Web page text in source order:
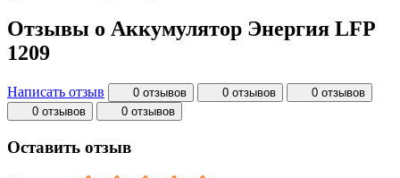
Отзывы о Аккумулятор Энергия LFP
1209
Написать отзыв 0 отзывов 0 отзывов
0 отзывов
0 отзывов
0 отзывов
Оставить отзыв